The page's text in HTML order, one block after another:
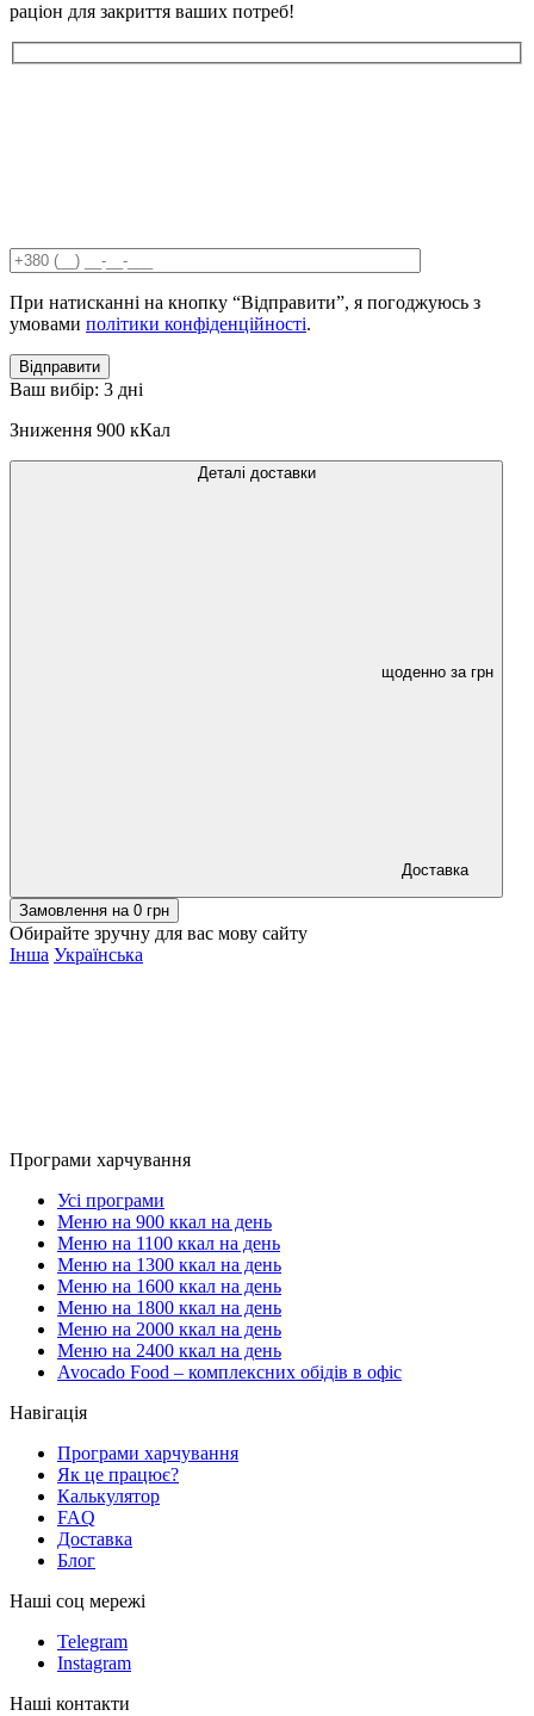
раціон для закриття ваших потреб!
При натисканні на кнопку “Відправити”, я погоджуюсь з
умовами політики конфіденційності.
Відправити
Ваш вибір: 3 дні
Зниження 900 кКал
Деталі доставки
щоденно за грн
Доставка
Замовлення на 0 грн
Обирайте зручну для вас мову сайту
Інша Українська
Програми харчування
Усі програми
Меню на 900 ккал на день
Меню на 1100 ккал на день
Меню на 1300 ккал на день
Меню на 1600 ккал на день
Меню на 1800 ккал на день
Меню на 2000 ккал на день
Меню на 2400 ккал на день
Avocado Food – комплексних обідів в офіс
Навігація
Програми харчування
Як це працює?
Калькулятор
FAQ
Доставка
Блог
Наші соц мережі
Telegram
Instagram
Наші контакти